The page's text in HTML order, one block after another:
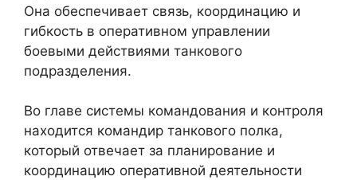
Она обеспечивает связь, координацию и
гибкость в оперативном управлении
боевыми действиями танкового
подразделения.
Во главе системы командования и контроля
находится командир танкового полка,
который отвечает за планирование и
координацию оперативной деятельности